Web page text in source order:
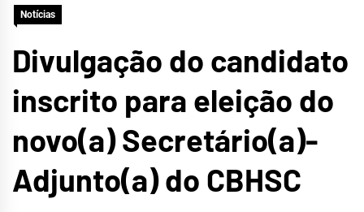
CRATEÚS
Notícias
Divulgação do candidato
inscrito para eleição do
novo(a) Secretário(a)-
Adjunto(a) do CBHSC